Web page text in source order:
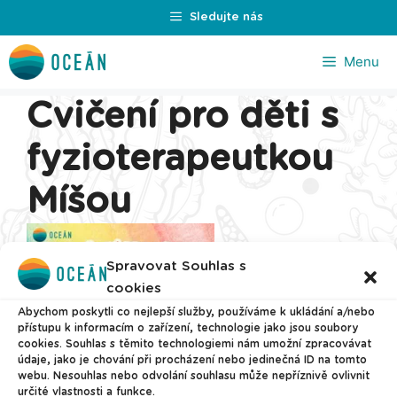
Spravovat Souhlas s
cookies
Abychom poskytli co nejlepší služby, používáme k ukládání a/nebo
přístupu k informacím o zařízení, technologie jako jsou soubory
cookies. Souhlas s těmito technologiemi nám umožní zpracovávat
údaje, jako je chování při procházení nebo jedinečná ID na tomto
webu. Nesouhlas nebo odvolání souhlasu může nepříznivě ovlivnit
určité vlastnosti a funkce.
na
obsah
Sledujte nás
Menu
Cvičení pro děti s
fyzioterapeutkou
Míšou